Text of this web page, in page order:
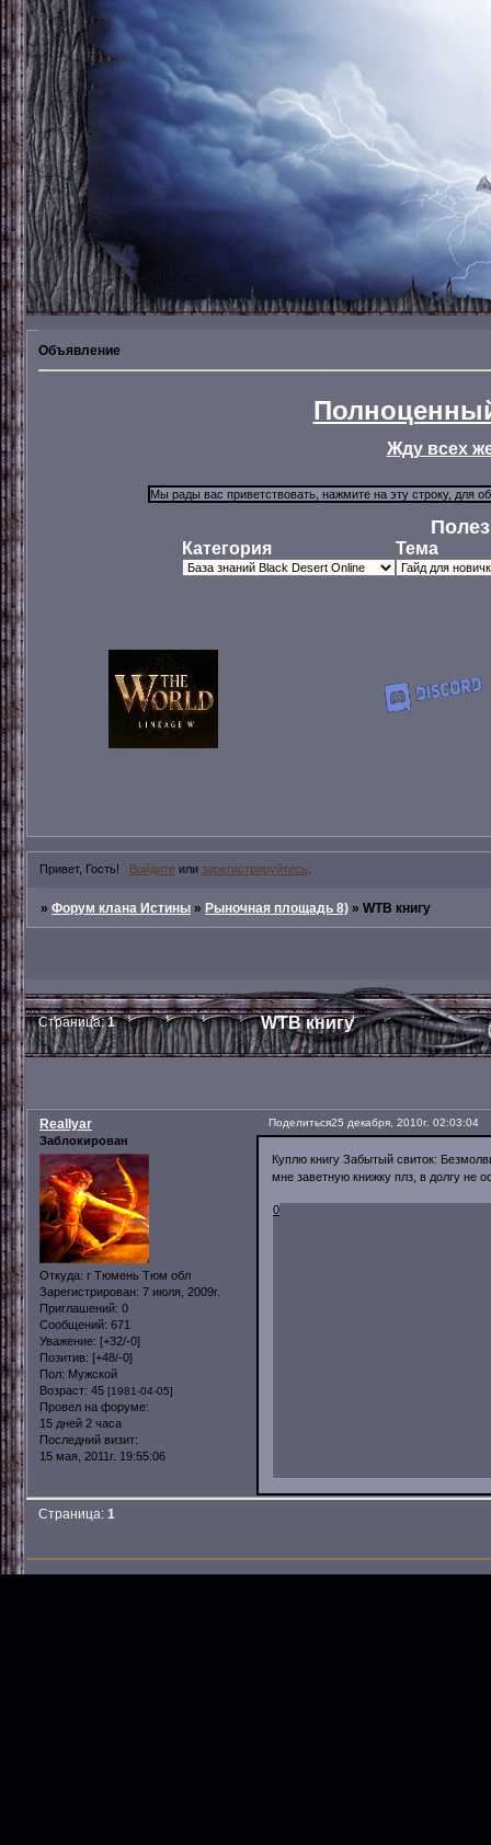
Объявление
Жду всех
Категория Тема
Привет, Гость! Войдитеили зарегистрируйтесь
»Форум клана Истины »Рыночная площадь 8) »WTB книгу
WTB книгу
Страница:1
Поделиться25 декабря, 2010г. 02:03:04
Reallyar
Заблокирован
Откуда: г Тюмень Тюм обл
Зарегистрирован: 7 июля, 2009г.
Приглашений: 0
Сообщений: 671
Уважение: [+32/-0]
Позитив: [+48/-0]
Пол: Мужской
Возраст: 45 [1981-04-05]
Провел на форуме:
15 дней 2 часа
Последний визит:
15 мая, 2011г. 19:55:06
Куплю книгу Забытый свиток:
мне заветную книжку плз, в долгу не
0
Страница:1